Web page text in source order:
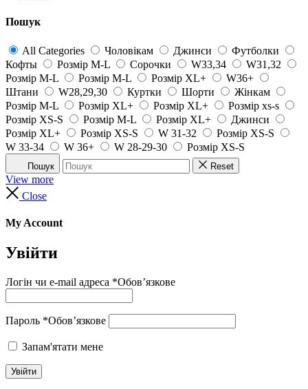
Пошук
All Categories Чоловікам Джинси
Футболки
Кофты
Розмір M-L Сорочки W33,34
W31,32
Розмір M-L
Розмір M-L Розмір XL+
W36+
Штани
W28,29,30 Куртки Шорти
Жінкам
Розмір M-L
Розмір XL+ Розмір XL+
Розмір xs-s
Розмір XS-S
Розмір M-L Розмір XL+
Джинси
Розмір XL+
Розмір XS-S W 31-32
Розмір XS-S
W 33-34
W 36+ W 28-29-30 Розмір XS-S
Пошук Reset
View more
Close
My Account
Увійти
Логін чи e-mail адреса *Обов’язкове
Пароль *Обов’язкове
Запам'ятати мене
Увійти